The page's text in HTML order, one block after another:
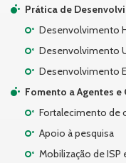
Prática de
Desenvolvimento
Desenvolvimento
Desenvolvimento
Fomento a Agentes e
Fortalecimento de
Apoio à pesquisa
Mobilização de ISP